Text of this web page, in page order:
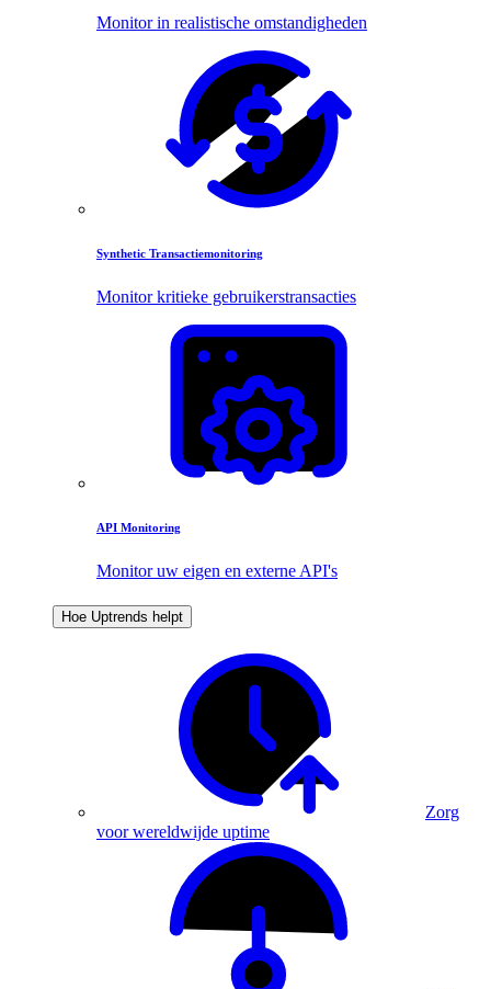
Monitor in realistische omstandigheden
Synthetic Transactiemonitoring
Monitor kritieke gebruikerstransacties
API Monitoring
Monitor uw eigen en externe API's
Hoe Uptrends helpt
Zorg
voor wereldwijde uptime